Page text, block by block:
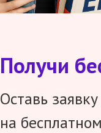
Получи
Оставь
на